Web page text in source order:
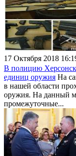
17 Октября 2018
В полицию
единиц оружия На
в нашей области
оружия. На данный
промежуточные...